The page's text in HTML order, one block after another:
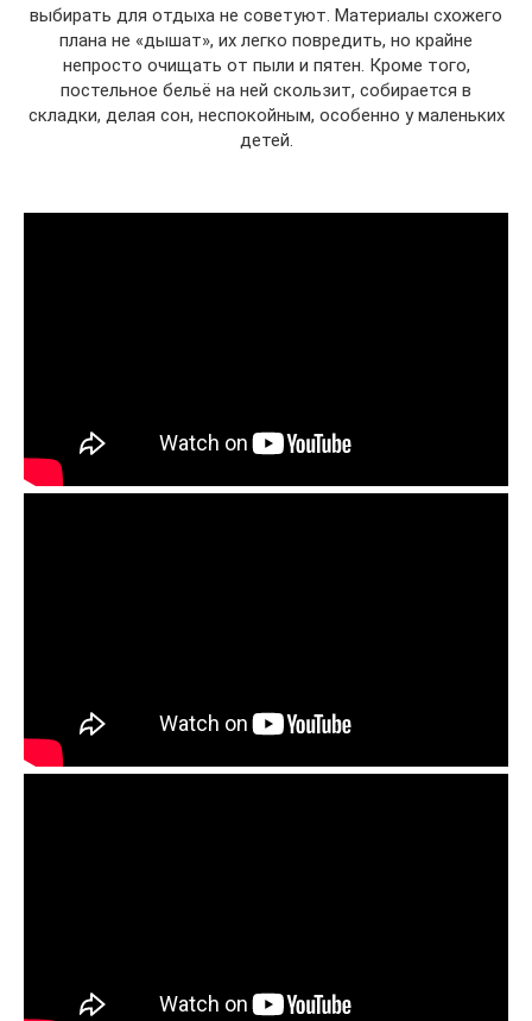
выбирать для отдыха не советуют. Материалы схожего
плана не «дышат», их легко повредить, но крайне
непросто очищать от пыли и пятен. Кроме того,
постельное бельё на ней скользит, собирается в
складки, делая сон, неспокойным, особенно у маленьких
детей.